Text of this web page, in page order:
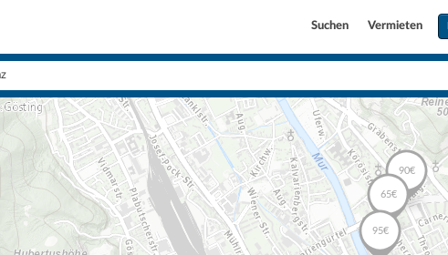
Suchen Vermieten